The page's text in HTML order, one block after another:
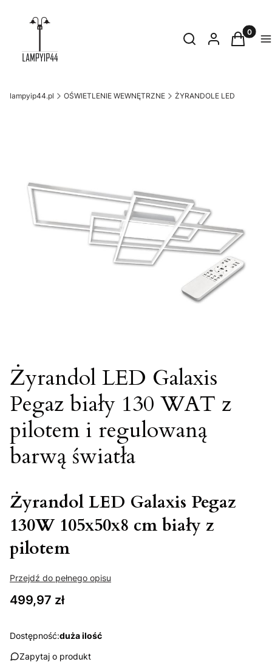
Otwórz
SzukajZaloguj sięKoszyk
lampyip44.pl OŚWIETLENIE WEWNĘTRZNE ŻYRANDOLE LED
Żyrandol LED Galaxis
Pegaz biały 130 WAT z
pilotem i regulowaną
barwą światła
Żyrandol LED Galaxis Pegaz
130W 105x50x8 cm biały z
pilotem
Przejdź do pełnego opisu
Cena
499,97 zł
Dostępność:duża ilość
Zapytaj o produkt